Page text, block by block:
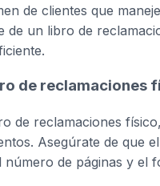
de clientes que
de un libro de
de reclamaciones
de reclamaciones
Asegúrate de que
número de páginas y el